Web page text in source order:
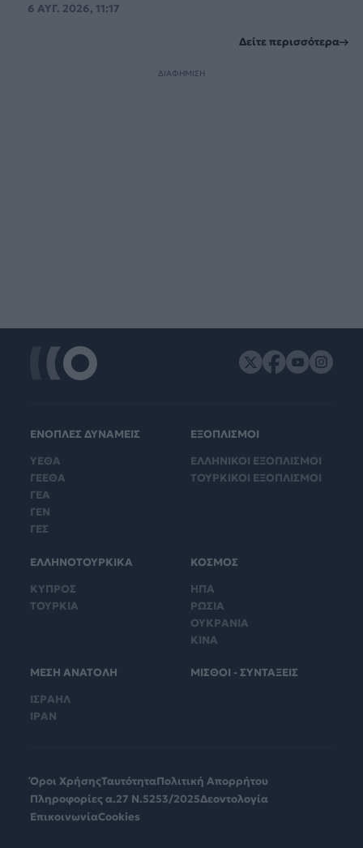
6 ΑΥΓ. 2026, 11:17
Δείτε περισσότερα
ΔΙΑΦΗΜΙΣΗ
ΕΝΟΠΛΕΣ ΔΥΝΑΜΕΙΣ
ΥΕΘΑ
ΓΕΕΘΑ
ΓΕΑ
ΓΕΝ
ΓΕΣ
ΕΞΟΠΛΙΣΜΟΙ
ΕΛΛΗΝΙΚΟΙ ΕΞΟΠΛΙΣΜΟΙ
ΤΟΥΡΚΙΚΟΙ ΕΞΟΠΛΙΣΜΟΙ
ΕΛΛΗΝΟΤΟΥΡΚΙΚΑ
ΚΥΠΡΟΣ
ΤΟΥΡΚΙΑ
ΚΟΣΜΟΣ
ΗΠΑ
ΡΩΣΙΑ
ΟΥΚΡΑΝΙΑ
ΚΙΝΑ
ΜΕΣΗ ΑΝΑΤΟΛΗ
ΙΣΡΑΗΛ
ΙΡΑΝ
ΜΙΣΘΟΙ - ΣΥΝΤΑΞΕΙΣ
Όροι ΧρήσηςΤαυτότηταΠολιτική Απορρήτου
Πληροφορίες α.27 Ν.5253/2025Δεοντολογία
ΕπικοινωνίαCookies